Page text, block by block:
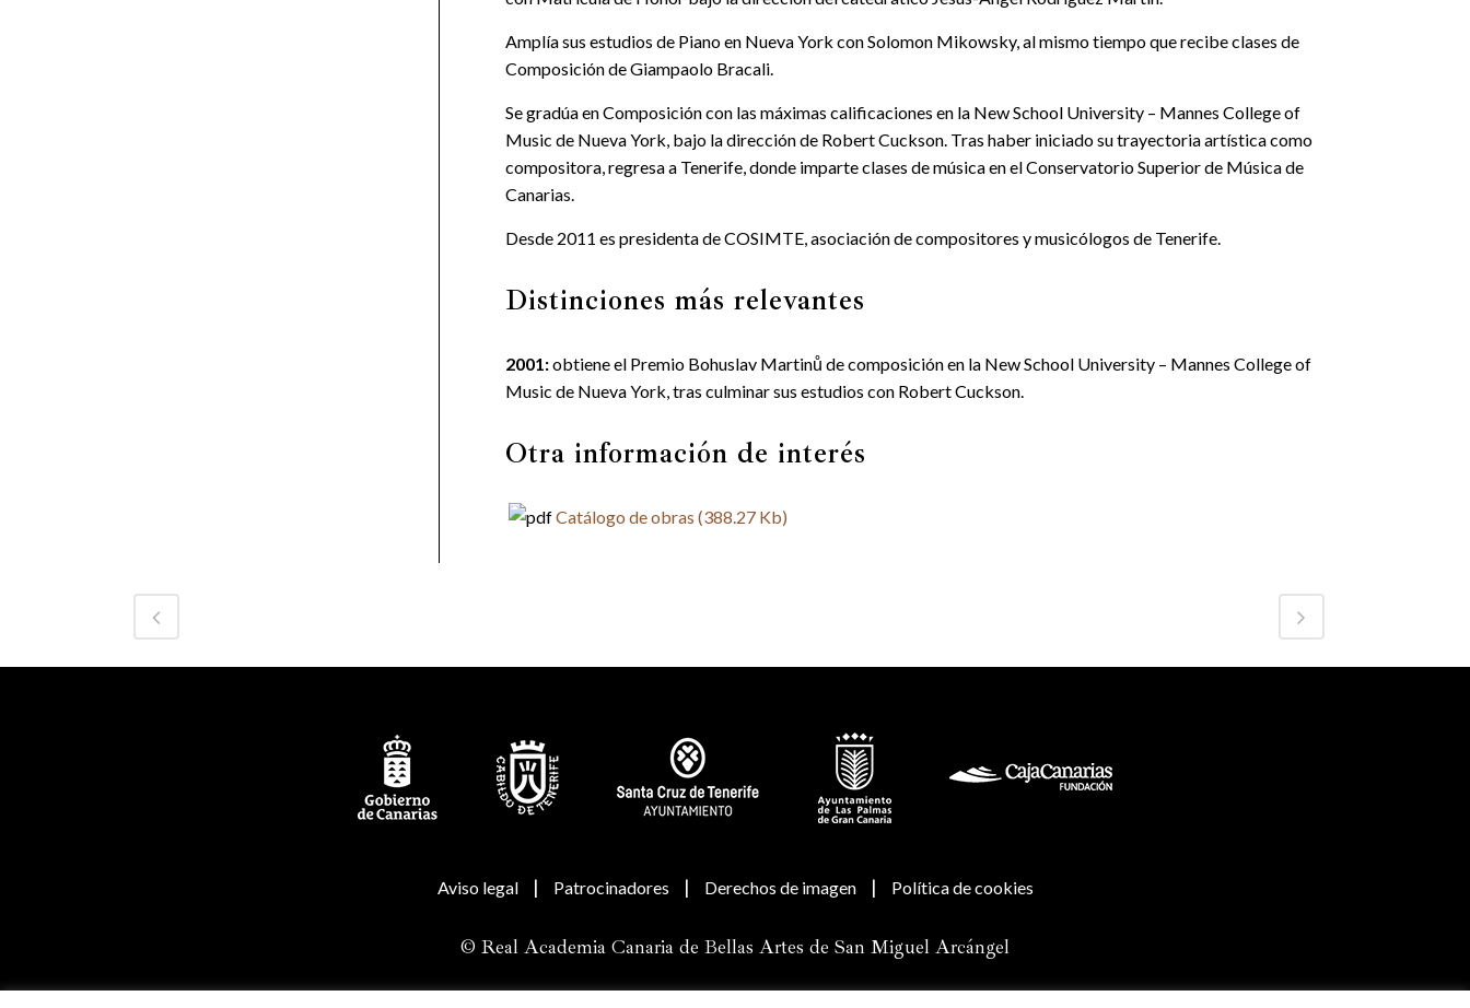
Amplía sus estudios de Piano en Nueva York con Solomon Mikowsky, al mismo tiempo que recibe clases de
Composición de Giampaolo Bracali.
Se gradúa en Composición con las máximas calificaciones en la New School University – Mannes College of
Music de Nueva York, bajo la dirección de Robert Cuckson. Tras haber iniciado su trayectoria artística como
compositora, regresa a Tenerife, donde imparte clases de música en el Conservatorio Superior de Música de
Canarias.
Desde 2011 es presidenta de COSIMTE, asociación de compositores y musicólogos de Tenerife.
Distinciones más relevantes
2001:obtiene el Premio Bohuslav Martinů de composición en la New School University – Mannes College of
Music de Nueva York, tras culminar sus estudios con Robert Cuckson.
Otra información de interés
Catálogo de obras (388.27 Kb)
Aviso legal | Patrocinadores | Derechos de imagen | Política de cookies
© Real Academia Canaria de Bellas Artes de San Miguel Arcángel